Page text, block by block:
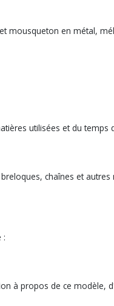
mousqueton en métal,
utilisées et du temps
chaînes et
:
à propos de ce modèle,